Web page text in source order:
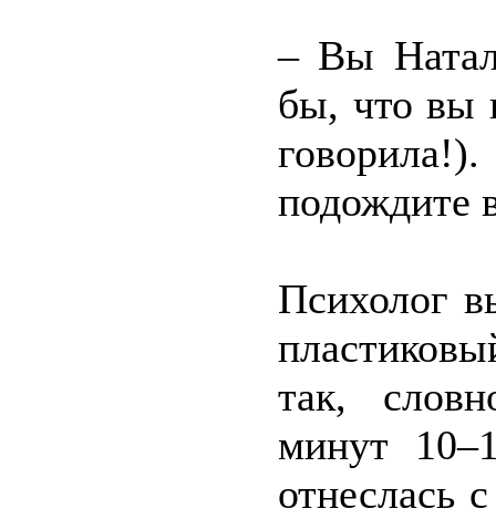
– Вы
бы, что вы
подождите
Психолог
так,
минут
отнеслась